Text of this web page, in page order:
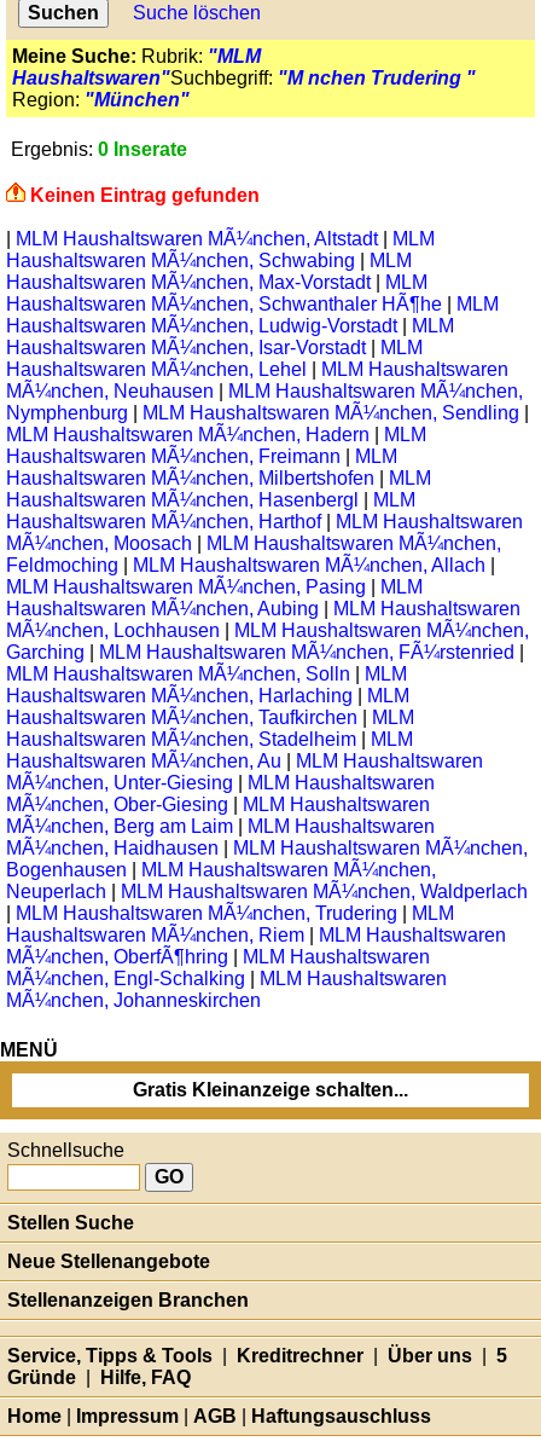
Suche löschen
Meine Suche: Rubrik: "MLM
Haushaltswaren"Suchbegriff: "M nchen Trudering "
Region: "München"
Ergebnis: 0 Inserate
Keinen Eintrag gefunden
MLM Haushaltswaren MÃ¼nchen, Altstadt
MLM
Haushaltswaren MÃ¼nchen, Schwabing
MLM
Haushaltswaren MÃ¼nchen, Max-Vorstadt
MLM
Haushaltswaren MÃ¼nchen, Schwanthaler HÃ¶he
MLM
Haushaltswaren MÃ¼nchen, Ludwig-Vorstadt
MLM
Haushaltswaren MÃ¼nchen, Isar-Vorstadt
MLM
Haushaltswaren MÃ¼nchen, Lehel
MLM Haushaltswaren
MÃ¼nchen, Neuhausen
MLM Haushaltswaren MÃ¼nchen,
Nymphenburg
MLM Haushaltswaren MÃ¼nchen, Sendling
MLM Haushaltswaren MÃ¼nchen, Hadern
MLM
Haushaltswaren MÃ¼nchen, Freimann
MLM
Haushaltswaren MÃ¼nchen, Milbertshofen
MLM
Haushaltswaren MÃ¼nchen, Hasenbergl
MLM
Haushaltswaren MÃ¼nchen, Harthof
MLM Haushaltswaren
MÃ¼nchen, Moosach
MLM Haushaltswaren MÃ¼nchen,
Feldmoching
MLM Haushaltswaren MÃ¼nchen, Allach
MLM Haushaltswaren MÃ¼nchen, Pasing
MLM
Haushaltswaren MÃ¼nchen, Aubing
MLM Haushaltswaren
MÃ¼nchen, Lochhausen
MLM Haushaltswaren MÃ¼nchen,
Garching
MLM Haushaltswaren MÃ¼nchen, FÃ¼rstenried
MLM Haushaltswaren MÃ¼nchen, Solln
MLM
Haushaltswaren MÃ¼nchen, Harlaching
MLM
Haushaltswaren MÃ¼nchen, Taufkirchen
MLM
Haushaltswaren MÃ¼nchen, Stadelheim
MLM
Haushaltswaren MÃ¼nchen, Au
MLM Haushaltswaren
MÃ¼nchen, Unter-Giesing
MLM Haushaltswaren
MÃ¼nchen, Ober-Giesing
MLM Haushaltswaren
MÃ¼nchen, Berg am Laim
MLM Haushaltswaren
MÃ¼nchen, Haidhausen
MLM Haushaltswaren MÃ¼nchen,
Bogenhausen
MLM Haushaltswaren MÃ¼nchen,
Neuperlach
MLM Haushaltswaren MÃ¼nchen, Waldperlach
MLM Haushaltswaren MÃ¼nchen, Trudering
MLM
Haushaltswaren MÃ¼nchen, Riem
MLM Haushaltswaren
MÃ¼nchen, OberfÃ¶hring
MLM Haushaltswaren
MÃ¼nchen, Engl-Schalking
MLM Haushaltswaren
MÃ¼nchen, Johanneskirchen
MENÜ
Gratis Kleinanzeige schalten...
Schnellsuche
Stellen Suche
Neue Stellenangebote
Stellenanzeigen Branchen
Service, Tipps & Tools Kreditrechner Über uns
5
Gründe
Hilfe, FAQ
Home
Impressum AGB Haftungsauschluss